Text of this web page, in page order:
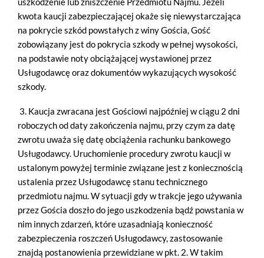
kwota kaucji zabezpieczającej okaże się niewystarczająca
na pokrycie szkód powstałych z winy Gościa, Gość
zobowiązany jest do pokrycia szkody w pełnej wysokości,
na podstawie noty obciążającej wystawionej przez
Usługodawcę oraz dokumentów wykazujących wysokość
szkody.
3. Kaucja zwracana jest Gościowi najpóźniej w ciągu 2 dni
roboczych od daty zakończenia najmu, przy czym za datę
zwrotu uważa się datę obciążenia rachunku bankowego
Usługodawcy. Uruchomienie procedury zwrotu kaucji w
ustalonym powyżej terminie związane jest z koniecznością
ustalenia przez Usługodawcę stanu technicznego
przedmiotu najmu. W sytuacji gdy w trakcje jego używania
przez Gościa doszło do jego uszkodzenia bądź powstania w
nim innych zdarzeń, które uzasadniają konieczność
zabezpieczenia roszczeń Usługodawcy, zastosowanie
znajdą postanowienia przewidziane w pkt. 2. W takim